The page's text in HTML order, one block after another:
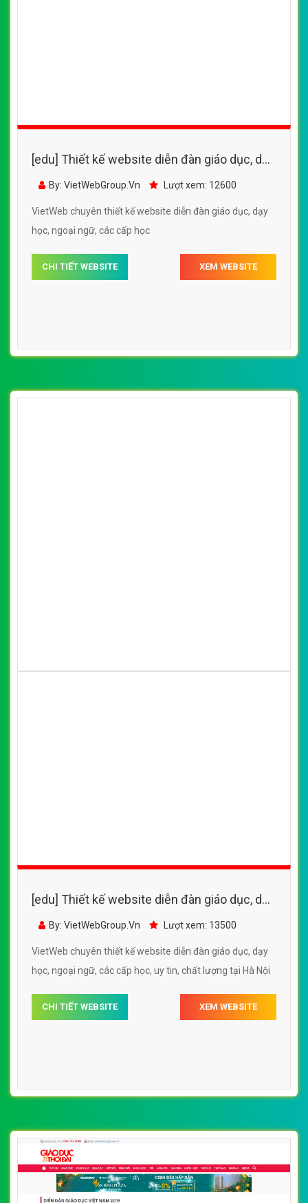
[edu] Thiết kế website diễn đàn giáo dục, dạy
học, ngoại ngữ, các cấp học
By: VietWebGroup.Vn Lượt xem: 12600
VietWeb chuyên thiết kế website diễn đàn giáo dục, dạy
học, ngoại ngữ, các cấp học
CHI TIẾT WEBSITE XEM WEBSITE
[edu] Thiết kế website diễn đàn giáo dục, dạy
học, ngoại ngữ, các cấp học
By: VietWebGroup.Vn Lượt xem: 13500
VietWeb chuyên thiết kế website diễn đàn giáo dục, dạy
học, ngoại ngữ, các cấp học, uy tin, chất lượng tại Hà Nội
CHI TIẾT WEBSITE XEM WEBSITE